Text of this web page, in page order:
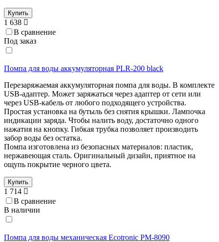
Купить
1 638
В сравнение
Под заказ
Помпа для воды аккумуляторная PLR-200 black
Перезаряжаемая аккумуляторная помпа для воды. В комплекте
USB-адаптер. Может заряжаться через адаптер от сети или
через USB-кабель от любого подходящего устройства.
Простая установка на бутыль без снятия крышки. Лампочка
индикации заряда. Чтобы налить воду, достаточно одного
нажатия на кнопку. Гибкая трубка позволяет производить
забор воды без остатка.
Помпа изготовлена из безопасных материалов: пластик,
нержавеющая сталь. Оригинальный дизайн, приятное на
ощупь покрытие черного цвета.
Купить
1 714
В сравнение
В наличии
Помпа для воды механическая Ecotronic PM-8090